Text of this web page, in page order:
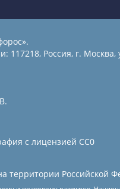
117218, Россия, г.
с лицензией СС0
территории Российской